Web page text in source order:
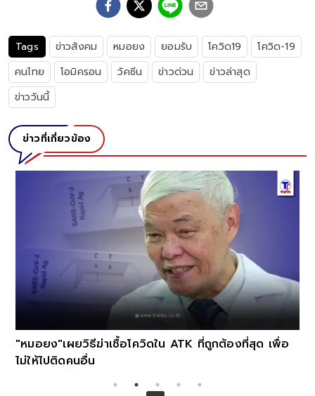
Tags ข่าวสังคม หมอยง ยอมรับ โควิด19
โควิด-19
คนไทย
โอมิครอน วัคซีน ข่าวด่วน
ข่าวล่าสุด
ข่าววันนี้
ข่าวที่เกี่ยวข้อง
"หมอยง"เผยวิธีฆ่าเชื้อโควิดใน ATK ที่ถูกต้องที่สุด เพื่อ
ไม่ให้ไปติดคนอื่น